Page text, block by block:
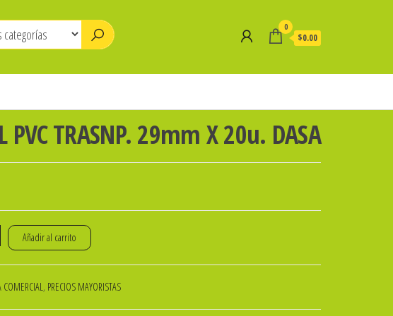
0
$0.00
PVC TRASNP. 29mm X 20u. DASA
Añadir al carrito
COMERCIAL, PRECIOS MAYORISTAS